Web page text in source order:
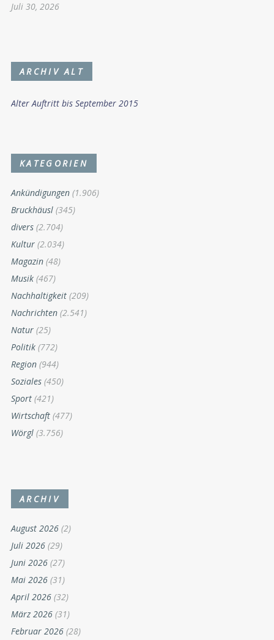
Juli 30, 2026
ARCHIV ALT
Alter Auftritt bis September 2015
KATEGORIEN
Ankündigungen (1.906)
Bruckhäusl (345)
divers (2.704)
Kultur (2.034)
Magazin (48)
Musik (467)
Nachhaltigkeit (209)
Nachrichten (2.541)
Natur (25)
Politik (772)
Region (944)
Soziales (450)
Sport (421)
Wirtschaft (477)
Wörgl (3.756)
ARCHIV
August 2026 (2)
Juli 2026 (29)
Juni 2026 (27)
Mai 2026 (31)
April 2026 (32)
März 2026 (31)
Februar 2026 (28)